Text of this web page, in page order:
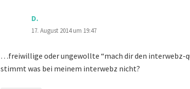
D.
17. August 2014 um 19:47
…freiwillige oder ungewollte “mach dir den interwebz-
stimmt was bei meinem interwebz nicht?